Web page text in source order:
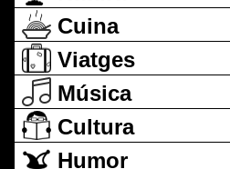
Cuina
Viatges
Música
Cultura
Humor